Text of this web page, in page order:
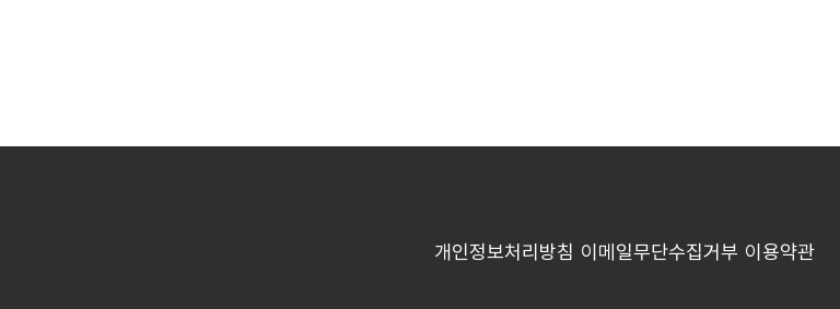
개인정보처리방침 이메일무단수집거부 이용약관